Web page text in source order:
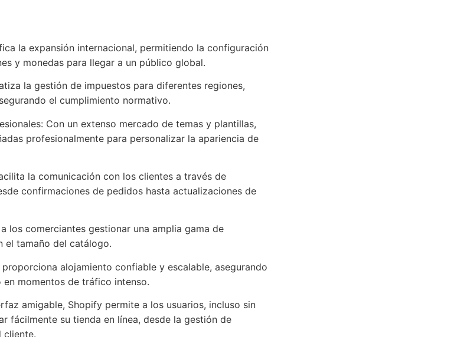
la expansión internacional, permitiendo la configuración
y monedas para llegar a un público global.
la gestión de impuestos para diferentes regiones,
el cumplimiento normativo.
Con un extenso mercado de temas y plantillas,
profesionalmente para personalizar la apariencia de
la comunicación con los clientes a través de
confirmaciones de pedidos hasta actualizaciones de
los comerciantes gestionar una amplia gama de
el tamaño del catálogo.
alojamiento confiable y escalable, asegurando
momentos de tráfico intenso.
amigable, Shopify permite a los usuarios, incluso sin
fácilmente su tienda en línea, desde la gestión de
cliente.